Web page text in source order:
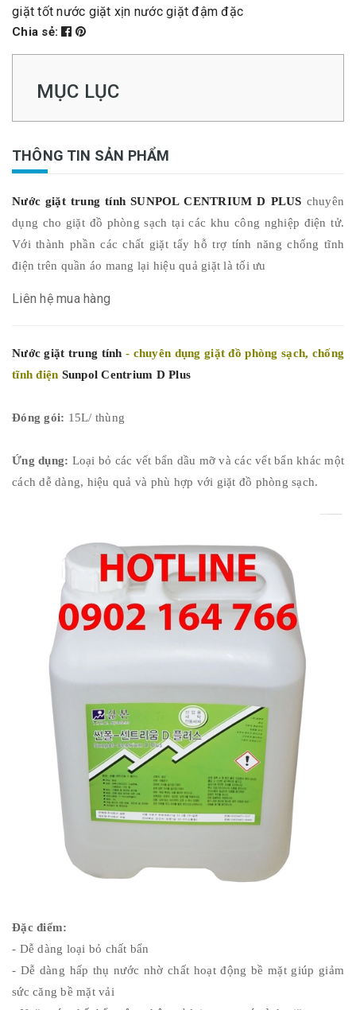
giặt tốt nước giặt xịn nước giặt đậm đặc
Chia sẻ:
MỤC LỤC
THÔNG TIN SẢN PHẨM
Nước giặt trung tính SUNPOL CENTRIUM D PLUS chuyên
dụng cho giặt đồ phòng sạch tại các khu công nghiệp điện tử.
Với thành phần các chất giặt tẩy hỗ trợ tính năng chống tĩnh
điện trên quần áo mang lại hiệu quả giặt là tối ưu
Liên hệ mua hàng
Nước giặt trung tính - chuyên dụng giặt đồ phòng sạch, chống
tĩnh điện Sunpol Centrium D Plus
Đóng gói: 15L/ thùng
Ứng dụng: Loại bỏ các vết bẩn dầu mỡ và các vết bẩn khác một
cách dễ dàng, hiệu quả và phù hợp với giặt đồ phòng sạch.
Đặc điểm:
- Dễ dàng loại bỏ chất bẩn
- Dễ dàng hấp thụ nước nhờ chất hoạt động bề mặt giúp giảm
sức căng bề mặt vải